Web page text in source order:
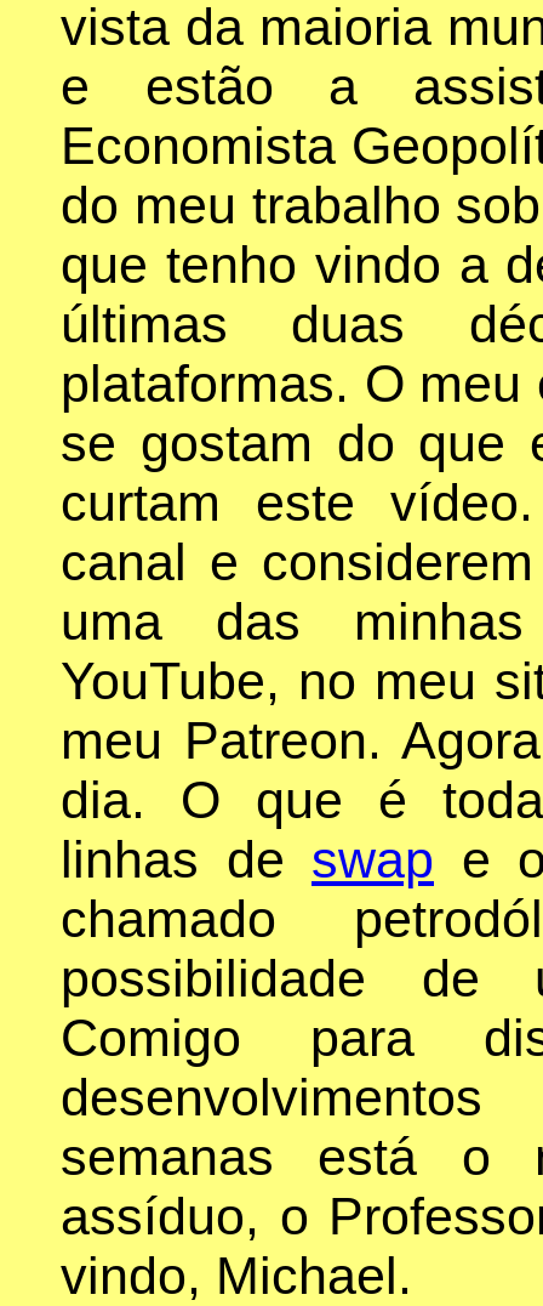
vista da maioria
e estão a
Economista
do meu trabalho
que tenho vindo a
últimas duas
plataformas. O
se gostam do que
curtam este
canal e
uma das
YouTube, no meu
meu Patreon.
dia. O que é
linhas de swap e
chamado
possibilidade de
Comigo para
semanas está o
assíduo, o
vindo, Michael.